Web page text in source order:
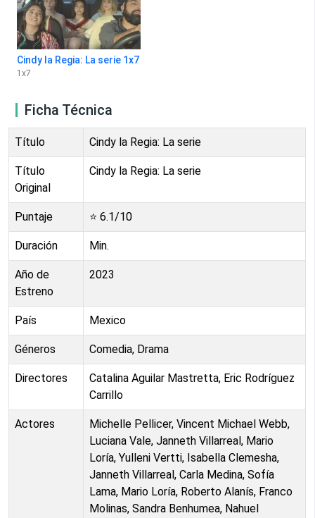
Cindy la Regia: La serie 1x7
1 x7
Ficha Técnica
Título Cindy la Regia: La serie
Título
Original
Cindy la Regia: La serie
Puntaje ⭐ 6.1/10
Duración Min.
Año de
Estreno
2023
País Mexico
Géneros Comedia, Drama
Directores
Catalina Aguilar Mastretta, Eric Rodríguez
Carrillo
Actores
Michelle Pellicer, Vincent Michael Webb,
Luciana Vale, Janneth Villarreal, Mario
Loría, Yulleni Vertti, Isabella Clemesha,
Janneth Villarreal, Carla Medina, Sofía
Lama, Mario Loría, Roberto Alanís, Franco
Molinas, Sandra Benhumea, Nahuel